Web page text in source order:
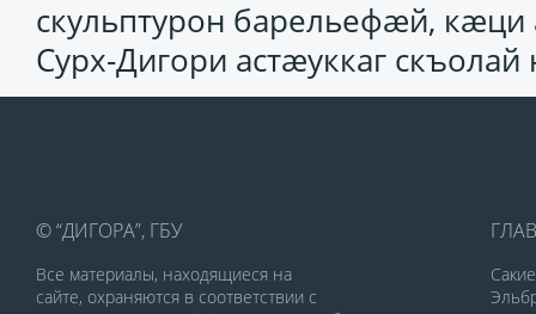
скульптурон барельефӕй,
Сурх-Дигори астӕуккаг
© “ДИГОРА”, ГБУ
Все материалы, находящиеся на
сайте, охраняются в соответствии с